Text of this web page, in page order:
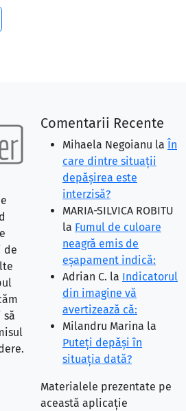
de
să
Comentarii Recente
Mihaela Negoianu la În
care dintre situaţii
depăşirea este
interzisă?
MARIA-SILVICA ROBITU
la Fumul de culoare
neagră emis de
eşapament indică:
Adrian C. la Indicatorul
din imagine vă
avertizează că:
Milandru Marina la
Puteţi depăşi în
situaţia dată?
Materialele prezentate pe
această aplicație